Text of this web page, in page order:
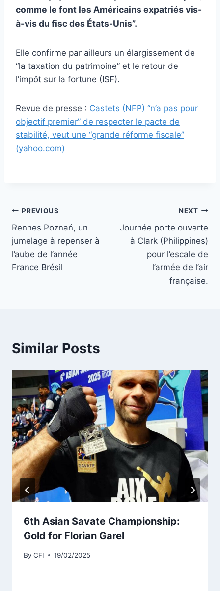
comme le font les Américains expatriés vis-
à-vis du fisc des États-Unis”.
Elle confirme par ailleurs un élargissement de
“la taxation du patrimoine” et le retour de
l’impôt sur la fortune (ISF).
Revue de presse : Castets (NFP) “n’a pas pour
objectif premier” de respecter le pacte de
stabilité, veut une “grande réforme fiscale”
(yahoo.com)
Post
navigation
PREVIOUS
Rennes Poznań, un
jumelage à repenser à
l’aube de l’année
France Brésil
NEXT
Journée porte ouverte
à Clark (Philippines)
pour l’escale de
l’armée de l’air
française.
Similar Posts
6th Asian Savate Championship:
Gold for Florian Garel
By CFI 19/02/2025